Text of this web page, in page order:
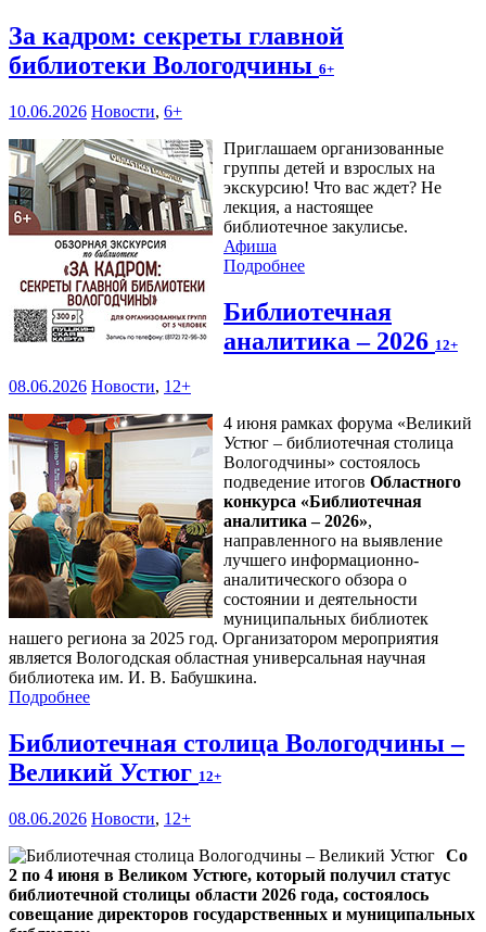
За кадром: секреты главной
библиотеки Вологодчины 6+
10.06.2026 Новости, 6+
Приглашаем организованные
группы детей и взрослых на
экскурсию! Что вас ждет? Не
лекция, а настоящее
библиотечное закулисье.
Афиша
Подробнее
Библиотечная
аналитика – 2026 12+
08.06.2026 Новости, 12+
4 июня рамках форума «Великий
Устюг – библиотечная столица
Вологодчины» состоялось
подведение итогов Областного
конкурса «Библиотечная
аналитика – 2026»,
направленного на выявление
лучшего информационно-
аналитического обзора о
состоянии и деятельности
муниципальных библиотек
нашего региона за 2025 год. Организатором мероприятия
является Вологодская областная универсальная научная
библиотека им. И. В. Бабушкина.
Подробнее
Библиотечная столица Вологодчины –
Великий Устюг 12+
08.06.2026 Новости, 12+
Со
2 по 4 июня в Великом Устюге, который получил статус
библиотечной столицы области 2026 года, состоялось
совещание директоров государственных и муниципальных